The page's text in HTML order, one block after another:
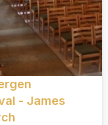
- James